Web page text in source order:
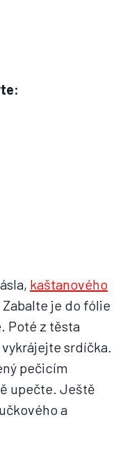
kaštanového
je do fólie
Poté z těsta
srdíčka.
pečicím
upečte. Ještě
a